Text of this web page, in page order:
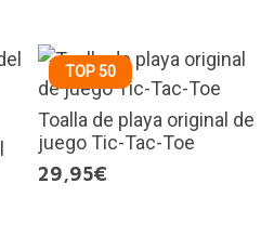
TOP 50
Toalla de playa original de
juego Tic-Tac-Toe
29,95€